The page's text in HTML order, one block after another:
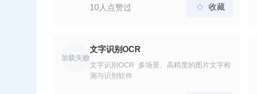
10人点赞过  收藏
加载失败
文字识别OCR
文字识别OCR 多场景、高精度的图片文字检
测与识别软件